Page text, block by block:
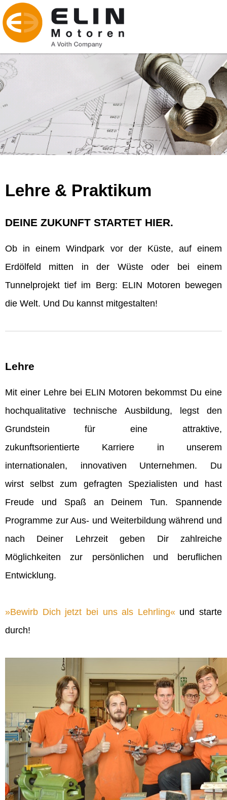
Lehre & Praktikum
DEINE ZUKUNFT STARTET HIER.
Ob in einem Windpark vor der Küste, auf einem
Erdölfeld mitten in der Wüste oder bei einem
Tunnelprojekt tief im Berg: ELIN Motoren bewegen
die Welt. Und Du kannst mitgestalten!
Lehre
Mit einer Lehre bei ELIN Motoren bekommst Du eine
hochqualitative technische Ausbildung, legst den
Grundstein für eine attraktive,
zukunftsorientierte Karriere in unserem
internationalen, innovativen Unternehmen. Du
wirst selbst zum gefragten Spezialisten und hast
Freude und Spaß an Deinem Tun. Spannende
Programme zur Aus- und Weiterbildung während und
nach Deiner Lehrzeit geben Dir zahlreiche
Möglichkeiten zur persönlichen und beruflichen
Entwicklung.
Bewirb Dich jetzt bei uns als Lehrling und starte
durch!